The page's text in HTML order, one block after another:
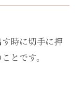
時に切手に押
とです。